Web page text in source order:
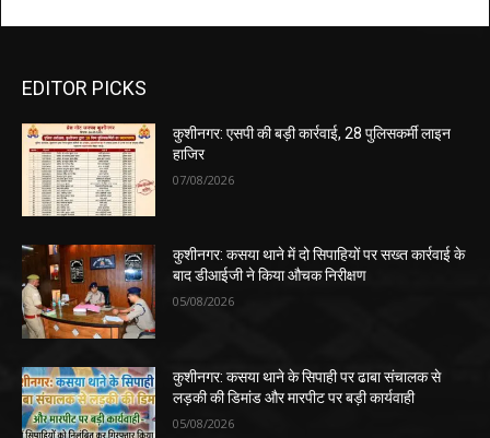
EDITOR PICKS
कुशीनगर: एसपी की बड़ी कार्रवाई, 28 पुलिसकर्मी लाइन
हाजिर
07/08/2026
कुशीनगर: कसया थाने में दो सिपाहियों पर सख्त कार्रवाई के
बाद डीआईजी ने किया औचक निरीक्षण
05/08/2026
कुशीनगर: कसया थाने के सिपाही पर ढाबा संचालक से
लड़की की डिमांड और मारपीट पर बड़ी कार्यवाही
05/08/2026